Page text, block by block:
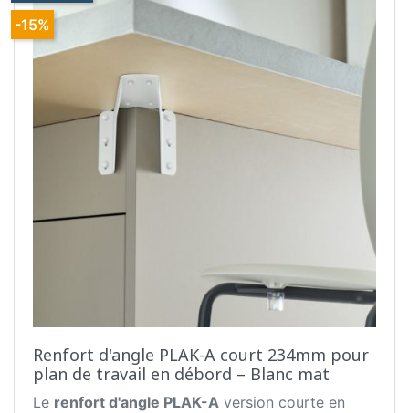
Renfort d'angle PLAK-A court 234mm pour
plan de travail en débord – Blanc mat
Le renfort d'angle PLAK-A version courte en
-15%